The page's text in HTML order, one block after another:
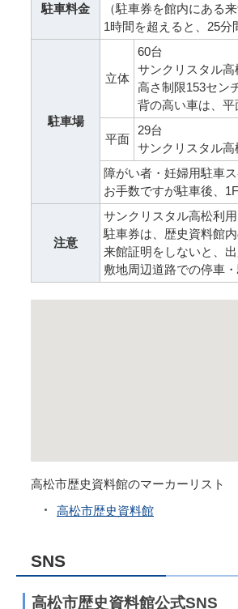
駐車料金
（駐車券を館内にある
1時間を超えると、25
駐車場
立体
60台
サンクリスタル
高さ制限153セン
背の高い車は、
平面
29台
サンクリスタル
障がい者・妊婦用駐車
お手数ですが駐車後、
注意
サンクリスタル高松利
駐車券は、歴史資料館
来館証明をしないと、出
敷地周辺道路での停車
高松市歴史資料館のマーカーリスト
高松市歴史資料館
SNS
高松市歴史資料館公式SNS